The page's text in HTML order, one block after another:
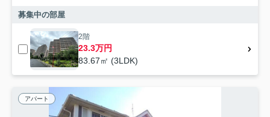
募集中の部屋
2階
23.3万円
83.67㎡ (3LDK)
アパート